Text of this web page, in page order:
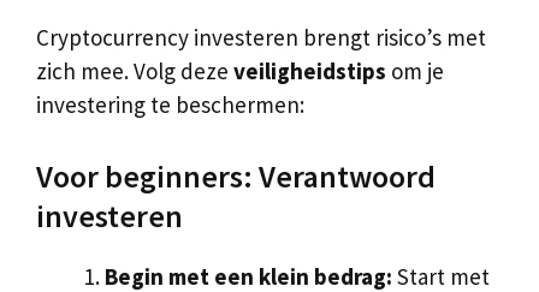
Cryptocurrency investeren brengt risico’s met
zich mee. Volg deze veiligheidstips om je
investering te beschermen:
Voor beginners: Verantwoord
investeren
Begin met een klein bedrag: Start met